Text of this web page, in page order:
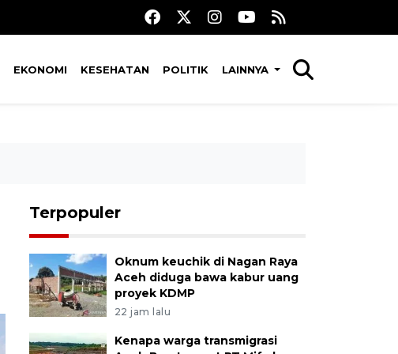
EKONOMI KESEHATAN POLITIK LAINNYA
Terpopuler
Oknum keuchik di Nagan Raya
Aceh diduga bawa kabur uang
proyek KDMP
22 jam lalu
Kenapa warga transmigrasi